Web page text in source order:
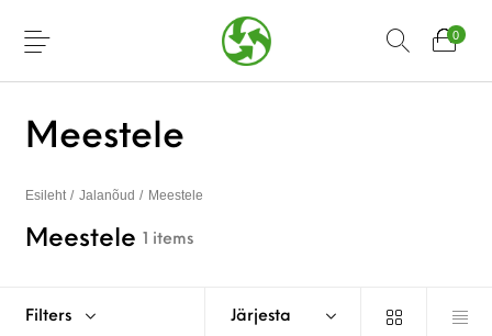
0
Meestele
Esileht / Jalanõud / Meestele
Meestele 1 items
Filters Järjesta